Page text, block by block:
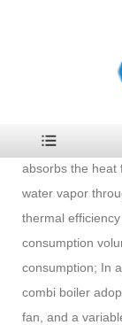
第2凝縮ガ
GASTEK
absorbs the heat
water vapor
thermal
consumption
consumption; In
combi boiler
fan, and a